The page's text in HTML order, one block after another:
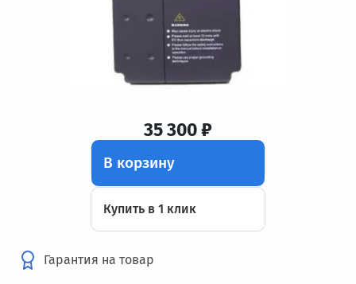
35 300 ₽
В корзину
Купить в 1 клик
Гарантия на товар